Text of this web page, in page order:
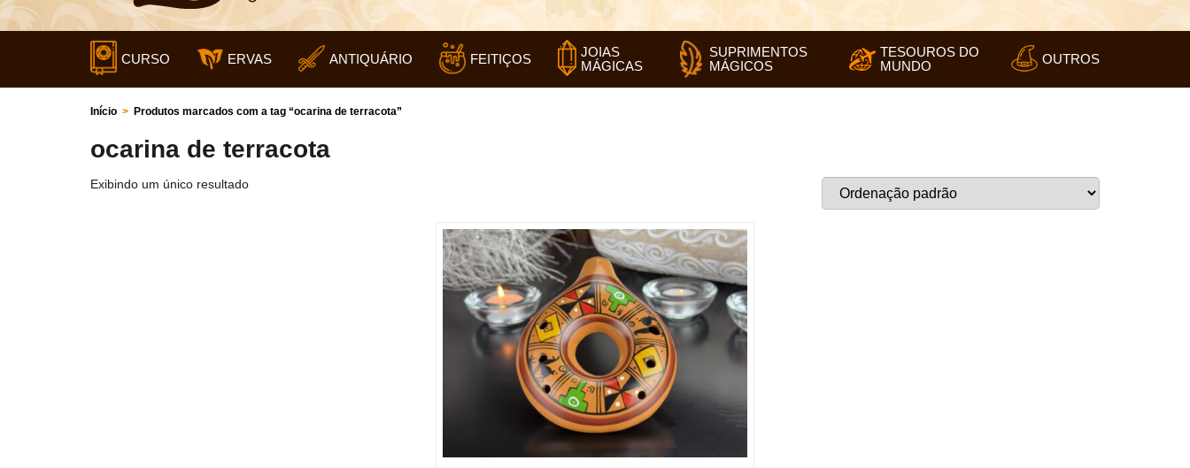
CURSO ERVAS ANTIQUÁRIO FEITIÇOS
JOIAS
MÁGICAS
SUPRIMENTOS
MÁGICOS
TESOUROS DO
MUNDO
OUTROS
Início > Produtos marcados com a tag “ocarina de terracota”
ocarina de terracota
Exibindo um único resultado